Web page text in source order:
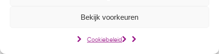
Bekijk voorkeuren
Cookiebeleid